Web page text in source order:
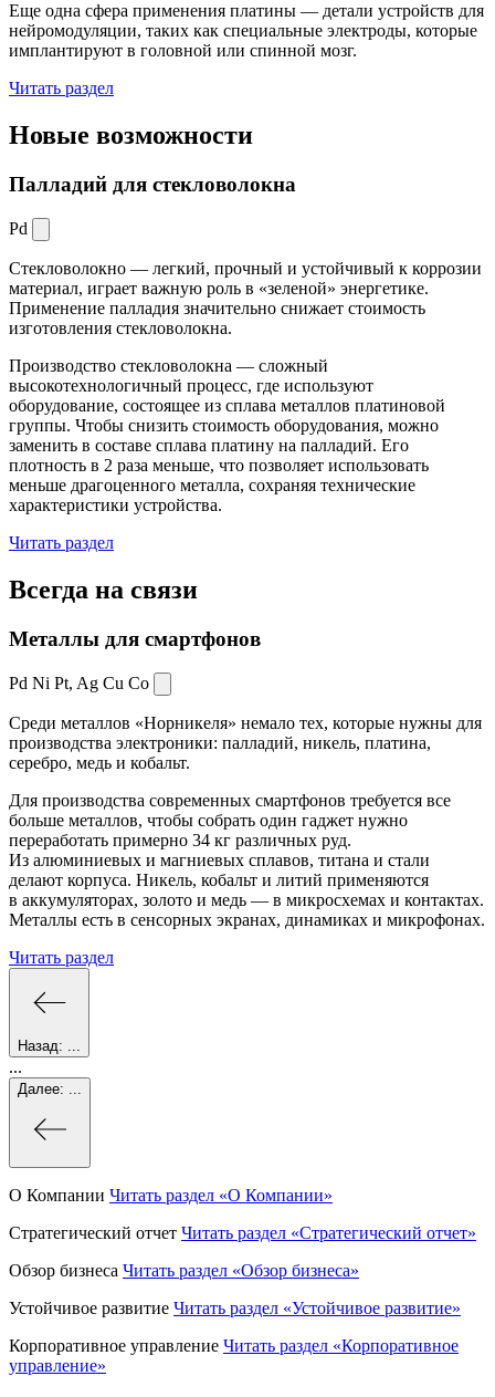
Еще одна сфера применения платины — детали устройств для
нейромодуляции, таких как специальные электроды, которые
имплантируют в головной или спинной мозг.
Читать раздел
Новые возможности
Палладий для стекловолокна
Pd
Стекловолокно — легкий, прочный и устойчивый к коррозии
материал, играет важную роль в «зеленой» энергетике.
Применение палладия значительно снижает стоимость
изготовления стекловолокна.
Производство стекловолокна — сложный
высокотехнологичный процесс, где используют
оборудование, состоящее из сплава металлов платиновой
группы. Чтобы снизить стоимость оборудования, можно
заменить в составе сплава платину на палладий. Его
плотность в 2 раза меньше, что позволяет использовать
меньше драгоценного металла, сохраняя технические
характеристики устройства.
Читать раздел
Всегда на связи
Металлы для смартфонов
Pd Ni Pt, Ag Cu Co
Среди металлов «Норникеля» немало тех, которые нужны для
производства электроники: палладий, никель, платина,
серебро, медь и кобальт.
Для производства современных смартфонов требуется все
больше металлов, чтобы собрать один гаджет нужно
переработать примерно 34 кг различных руд.
Из алюминиевых и магниевых сплавов, титана и стали
делают корпуса. Никель, кобальт и литий применяются
в аккумуляторах, золото и медь — в микросхемах и контактах.
Металлы есть в сенсорных экранах, динамиках и микрофонах.
Читать раздел
Назад:
...
Далее:
О Компании Читать раздел «О Компании»
Стратегический отчет Читать раздел «Стратегический отчет»
Обзор бизнеса Читать раздел «Обзор бизнеса»
Устойчивое развитие Читать раздел «Устойчивое развитие»
Корпоративное управление Читать раздел «Корпоративное
управление»